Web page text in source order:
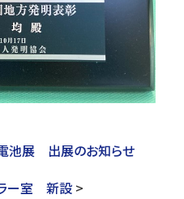
池展 出展のお知らせ
ー室 新設 >